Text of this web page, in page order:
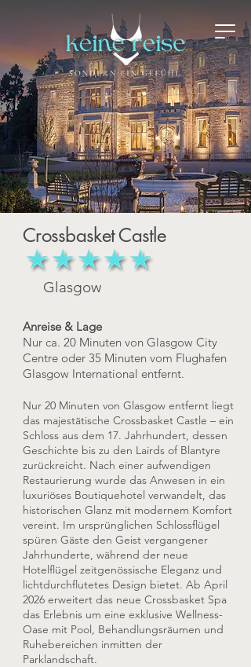
Crossbasket Castle
Glasgow
Anreise & Lage
Nur ca. 20 Minuten von Glasgow City
Centre oder 35 Minuten vom Flughafen
Glasgow International entfernt.
Nur 20 Minuten von Glasgow entfernt liegt
das majestätische Crossbasket Castle – ein
Schloss aus dem 17. Jahrhundert, dessen
Geschichte bis zu den Lairds of Blantyre
zurückreicht. Nach einer aufwendigen
Restaurierung wurde das Anwesen in ein
luxuriöses Boutiquehotel verwandelt, das
historischen Glanz mit modernem Komfort
vereint. Im ursprünglichen Schlossflügel
spüren Gäste den Geist vergangener
Jahrhunderte, während der neue
Hotelflügel zeitgenössische Eleganz und
lichtdurchflutetes Design bietet. Ab April
2026 erweitert das neue Crossbasket Spa
das Erlebnis um eine exklusive Wellness-
Oase mit Pool, Behandlungsräumen und
Ruhebereichen inmitten der
Parklandschaft.